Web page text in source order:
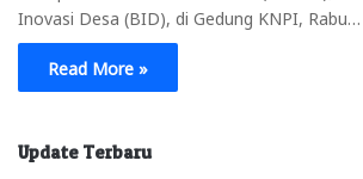
Inovasi Desa (BID), di Gedung KNPI, Rabu…
Read More »
Update Terbaru